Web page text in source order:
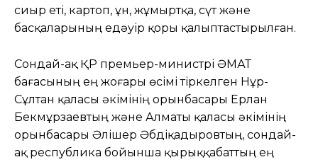
сиыр еті, картоп, ұн, жұмыртқа, сүт және
басқаларының едәуір қоры қалыптастырылған.
Сондай-ақ ҚР премьер-министрі ӘМАТ
бағасының ең жоғары өсімі тіркелген Нұр-
Сұлтан қаласы әкімінің орынбасары Ерлан
Бекмұрзаевтың және Алматы қаласы әкімінің
орынбасары Әлішер Әбдіқадыровтың, сондай-
ақ республика бойынша қырыққабаттың ең